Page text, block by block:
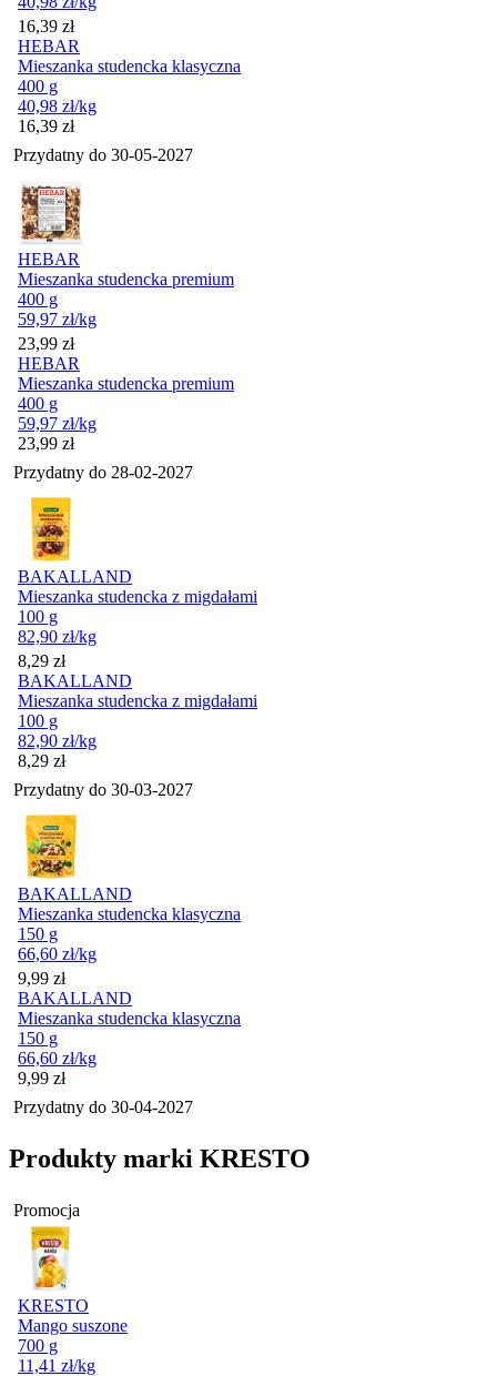
Cena
16,39 zł
HEBAR
Mieszanka studencka klasyczna
400 g
40,98 zł/kg
Cena
16,39 zł
Przydatny do 30-05-2027
HEBAR
Mieszanka studencka premium
400 g
59,97 zł/kg
Cena
23,99 zł
HEBAR
Mieszanka studencka premium
400 g
59,97 zł/kg
Cena
23,99 zł
Przydatny do 28-02-2027
BAKALLAND
Mieszanka studencka z migdałami
100 g
82,90 zł/kg
Cena
8,29 zł
BAKALLAND
Mieszanka studencka z migdałami
100 g
82,90 zł/kg
Cena
8,29 zł
Przydatny do 30-03-2027
BAKALLAND
Mieszanka studencka klasyczna
150 g
66,60 zł/kg
Cena
9,99 zł
BAKALLAND
Mieszanka studencka klasyczna
150 g
66,60 zł/kg
Cena
9,99 zł
Przydatny do 30-04-2027
Produkty marki KRESTO
Promocja
KRESTO
Mango suszone
700 g
11,41 zł/kg